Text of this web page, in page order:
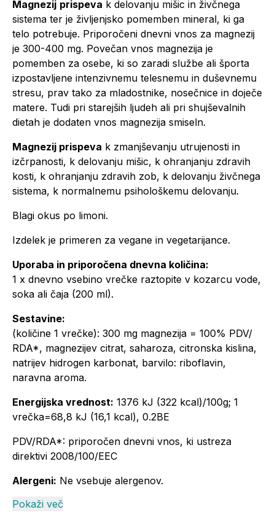
Magnezij prispeva k delovanju mišic in živčnega
sistema ter je življenjsko pomemben mineral, ki ga
telo potrebuje. Priporočeni dnevni vnos za magnezij
je 300-400 mg. Povečan vnos magnezija je
pomemben za osebe, ki so zaradi službe ali športa
izpostavljene intenzivnemu telesnemu in duševnemu
stresu, prav tako za mladostnike, nosečnice in doječe
matere. Tudi pri starejših ljudeh ali pri shujševalnih
dietah je dodaten vnos magnezija smiseln.
Magnezij prispeva k zmanjševanju utrujenosti in
izčrpanosti, k delovanju mišic, k ohranjanju zdravih
kosti, k ohranjanju zdravih zob, k delovanju živčnega
sistema, k normalnemu psihološkemu delovanju.
Blagi okus po limoni.
Izdelek je primeren za vegane in vegetarijance.
Uporaba in priporočena dnevna količina:
1 x dnevno vsebino vrečke raztopite v kozarcu vode,
soka ali čaja (200 ml).
Sestavine:
(količine 1 vrečke): 300 mg magnezija = 100% PDV/
RDA*, magnezijev citrat, saharoza, citronska kislina,
natrijev hidrogen karbonat, barvilo: riboflavin,
naravna aroma.
Energijska vrednost: 1376 kJ (322 kcal)/100g; 1
vrečka=68,8 kJ (16,1 kcal), 0.2BE
PDV/RDA*: priporočen dnevni vnos, ki ustreza
direktivi 2008/100/EEC
Alergeni: Ne vsebuje alergenov.
Opozorilo:
Pokaži več